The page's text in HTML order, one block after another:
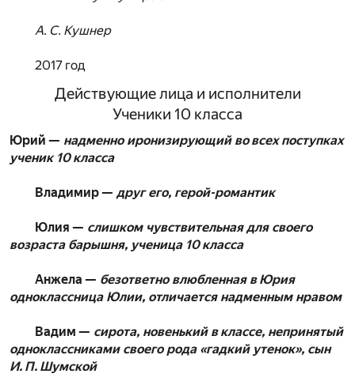
А. С. Кушнер
2017 год
Действующие лица и исполнители
Ученики 10 класса
Юрий — надменно иронизирующий во всех поступках
ученик 10 класса
Владимир — друг его, герой-романтик
Юлия — слишком чувствительная для своего
возраста барышня, ученица 10 класса
Анжела — безответно влюбленная в Юрия
одноклассница Юлии, отличается надменным нравом
Вадим — сирота, новенький в классе, непринятый
одноклассниками своего рода «гадкий утенок», сын
И. П. Шумской